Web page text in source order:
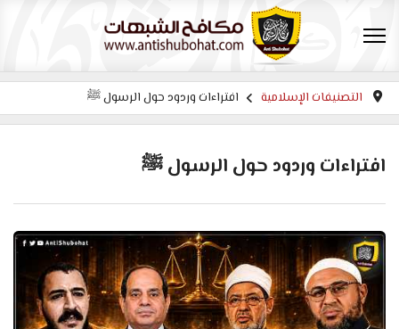
التصنيفات الإسلامية افتراءات وردود حول الرسول ﷺ
افتراءات وردود حول الرسول ﷺ